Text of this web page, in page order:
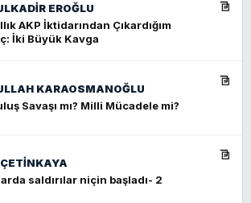
EROĞLU
AKP İktidarından Çıkardığım
İki Büyük Kavga
KARAOSMANOĞLU
Savaşı mı? Milli Mücadele mi?
saldırılar niçin başladı- 2